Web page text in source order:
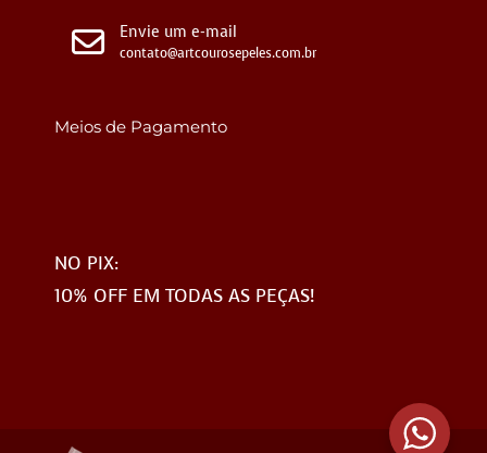
Envie um e-mail
contato@artcourosepeles.com.br
Meios de Pagamento
NO PIX:
10% OFF EM TODAS AS PEÇAS!